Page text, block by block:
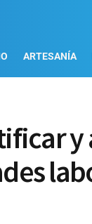
ARTESANÍA
y